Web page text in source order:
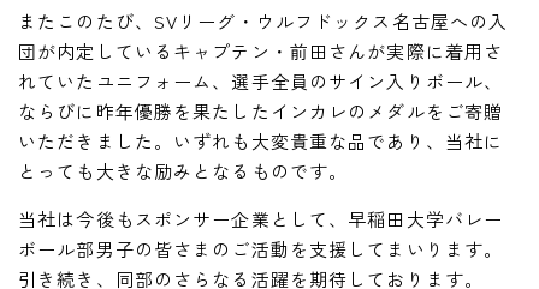
またこのたび、SVリーグ・ウルフドックス名古屋への入
団が内定しているキャプテン・前田さんが実際に着用さ
れていたユニフォーム、選手全員のサイン入りボール、
ならびに昨年優勝を果たしたインカレのメダルをご寄贈
いただきました。いずれも大変貴重な品であり、当社に
とっても大きな励みとなるものです。
当社は今後もスポンサー企業として、早稲田大学バレー
ボール部男子の皆さまのご活動を支援してまいります。
引き続き、同部のさらなる活躍を期待しております。